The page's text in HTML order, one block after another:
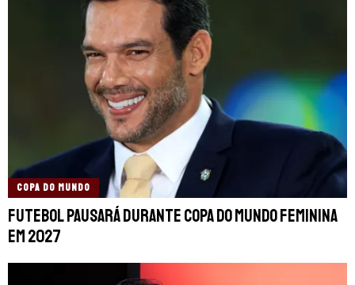
COPA DO MUNDO
Futebol pausará durante Copa do Mundo Feminina
em 2027